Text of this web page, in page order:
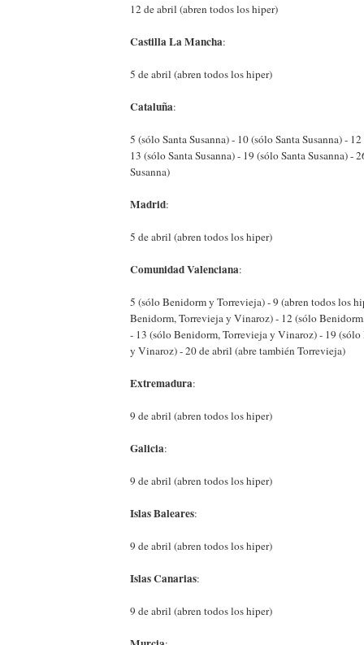
12 de abril (abren todos los hiper)
Castilla La Mancha:
5 de abril (abren todos los hiper)
Cataluña:
5 (sólo Santa Susanna) - 10 (sólo Santa Susanna) -
13 (sólo Santa Susanna) - 19 (sólo Santa Susanna) -
Susanna)
Madrid:
5 de abril (abren todos los hiper)
Comunidad Valenciana:
5 (sólo Benidorm y Torrevieja) - 9 (abren todos los
Benidorm, Torrevieja y Vinaroz) - 12 (sólo
- 13 (sólo Benidorm, Torrevieja y Vinaroz) - 19
y Vinaroz) - 20 de abril (abre también Torrevieja)
Extremadura:
9 de abril (abren todos los hiper)
Galicia:
9 de abril (abren todos los hiper)
Islas Baleares:
9 de abril (abren todos los hiper)
Islas Canarias:
9 de abril (abren todos los hiper)